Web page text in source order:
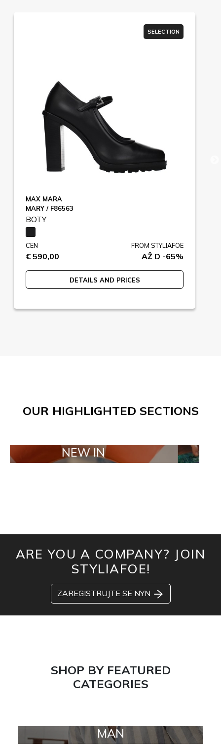
SELECTION
MAX MARA
MARY / F86563
BOTY
CEN
€ 590,00
FROM STYLIAFOE
AŽ D -65%
DETAILS AND PRICES
OUR HIGHLIGHTED SECTIONS
NEW IN TAILOR
ARE YOU A COMPANY? JOIN
STYLIAFOE!
ZAREGISTRUJTE SE NYN
SHOP BY FEATURED
CATEGORIES
MAN